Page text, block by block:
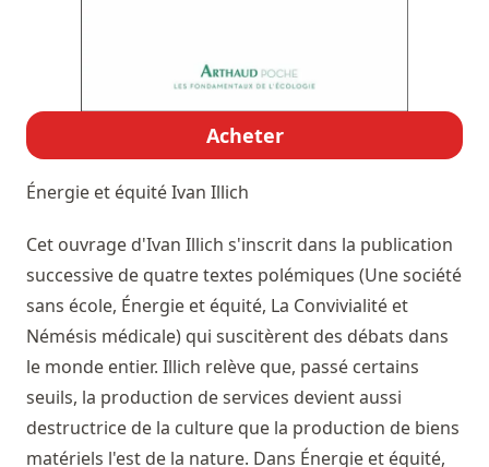
Acheter
Énergie et équitéIvan Illich
Cet ouvrage d'Ivan Illich s'inscrit dans la publication
successive de quatre textes polémiques (Une société
sans école, Énergie et équité, La Convivialité et
Némésis médicale) qui suscitèrent des débats dans
le monde entier. Illich relève que, passé certains
seuils, la production de services devient aussi
destructrice de la culture que la production de biens
matériels l'est de la nature. Dans Énergie et équité,